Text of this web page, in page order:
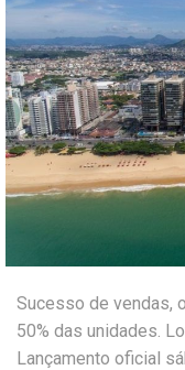
Sucesso de vendas,
50% das unidades.
Lançamento oficial